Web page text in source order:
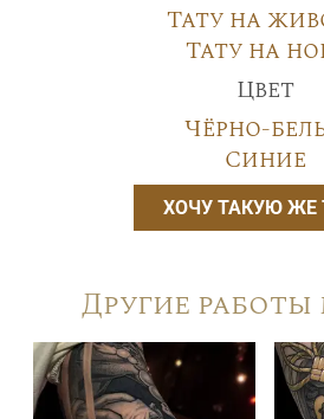
Тату на
Тату на
Цвет
Чёрно-
Синие
ХОЧУ ТАКУЮ ЖЕ
Другие работы